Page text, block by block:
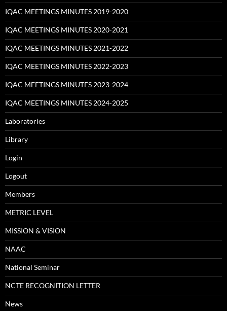
IQAC MEETINGS MINUTES 2019-2020
IQAC MEETINGS MINUTES 2020-2021
IQAC MEETINGS MINUTES 2021-2022
IQAC MEETINGS MINUTES 2022-2023
IQAC MEETINGS MINUTES 2023-2024
IQAC MEETINGS MINUTES 2024-2025
Laboratories
Library
Login
Logout
Members
METRIC LEVEL
MISSION & VISION
NAAC
National Seminar
NCTE RECOGNITION LETTER
News